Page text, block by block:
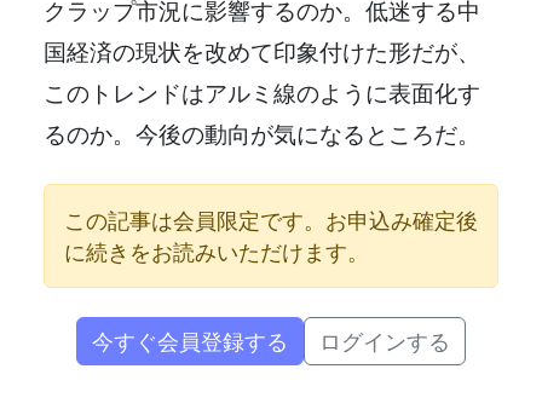
クラップ市況に影響するのか。低迷する中
国経済の現状を改めて印象付けた形だが、
このトレンドはアルミ線のように表面化す
るのか。今後の動向が気になるところだ。
この記事は会員限定です。お申込み確定後
に続きをお読みいただけます。
今すぐ会員登録する ログインする